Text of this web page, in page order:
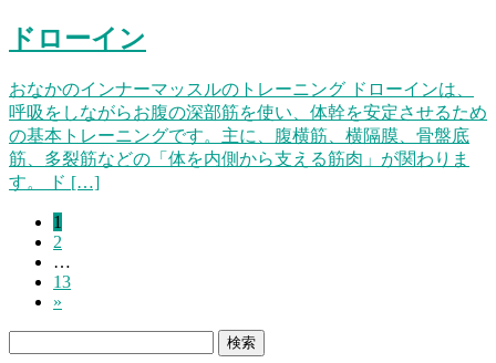
ドローイン
おなかのインナーマッスルのトレーニング ドローインは、
呼吸をしながらお腹の深部筋を使い、体幹を安定させるため
の基本トレーニングです。主に、腹横筋、横隔膜、骨盤底
筋、多裂筋などの「体を内側から支える筋肉」が関わりま
す。 ド […]
ペ
固
定
ペ
ー
ジ
1
固
定
ペ
ー
ジ
2
…
固
定
ペ
ー
13
»